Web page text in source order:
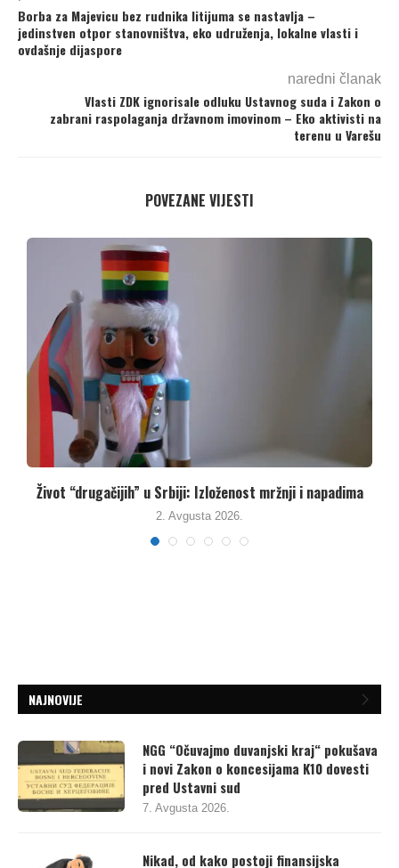
Borba za Majevicu bez rudnika litijuma se nastavlja –
jedinstven otpor stanovništva, eko udruženja, lokalne vlasti i
ovdašnje dijaspore
naredni članak
Vlasti ZDK ignorisale odluku Ustavnog suda i Zakon o
zabrani raspolaganja državnom imovinom – Eko aktivisti na
terenu u Varešu
POVEZANE VIJESTI
Užas u Srbiji: Članovi vladajuće stranke aktivistima
prijete...
26. Jula 2026.
NAJNOVIJE
NGG “Očuvajmo duvanjski kraj“ pokušava
i novi Zakon o koncesijama K10 dovesti
pred Ustavni sud